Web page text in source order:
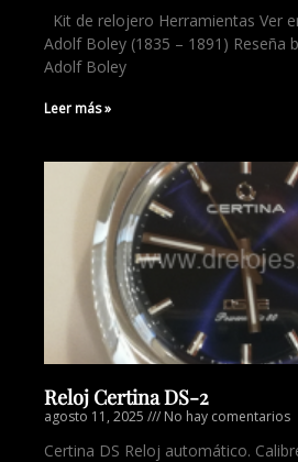
Kit de relojero Herramientas Ver
Adolf Boley (1835 – 1891) Reseña
Adolf Boley
Leer más »
Reloj Certina DS-2
agosto 11, 2025 No hay comentarios
Certina DS Reloj automático.